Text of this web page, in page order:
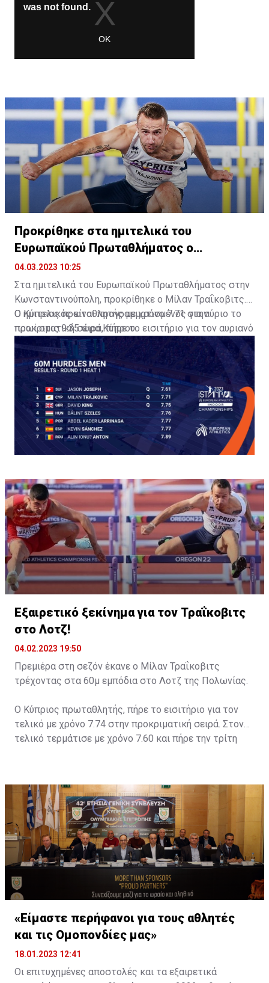
Προκρίθηκε στα ημιτελικά του
Ευρωπαϊκού Πρωταθλήματος ο
Τραΐκοβιτς!
04.03.2023 10:25
Στα ημιτελικά του Ευρωπαϊκού Πρωταθλήματος στην
Κωνσταντινούπολη, προκρίθηκε ο Μίλαν Τραΐκοβιτς.
Ο Κύπριος πρωταθλητής με χρόνο 7.71 στην
προκριματική σειρά, πήρε το εισιτήριο για τον αυριανό
ημιτελικό.
Ο ημιτελικός είναι προγραμματισμένος για αύριο το
πρωί στις 9:35 ώρα Κύπρου.
Εξαιρετικό ξεκίνημα για τον Τραΐκοβιτς
στο Λοτζ!
04.02.2023 19:50
Πρεμιέρα στη σεζόν έκανε ο Μίλαν Τραΐκοβιτς
τρέχοντας στα 60μ εμπόδια στο Λοτζ της Πολωνίας.
Ο Κύπριος πρωταθλητής, πήρε το εισιτήριο για τον
τελικό με χρόνο 7.74 στην προκριματική σειρά. Στον
τελικό τερμάτισε με χρόνο 7.60 και πήρε την τρίτη
«Είμαστε περήφανοι για τους αθλητές
και τις Ομοπονδίες μας»
18.01.2023 12:41
Οι επιτυχημένες αποστολές και τα εξαιρετικά